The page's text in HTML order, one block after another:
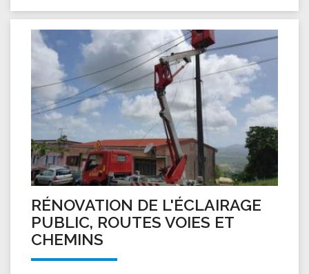
RÉNOVATION DE L'ÉCLAIRAGE
PUBLIC, ROUTES VOIES ET
CHEMINS